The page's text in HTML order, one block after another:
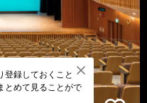
登録しておくこと
とめて見ることがで